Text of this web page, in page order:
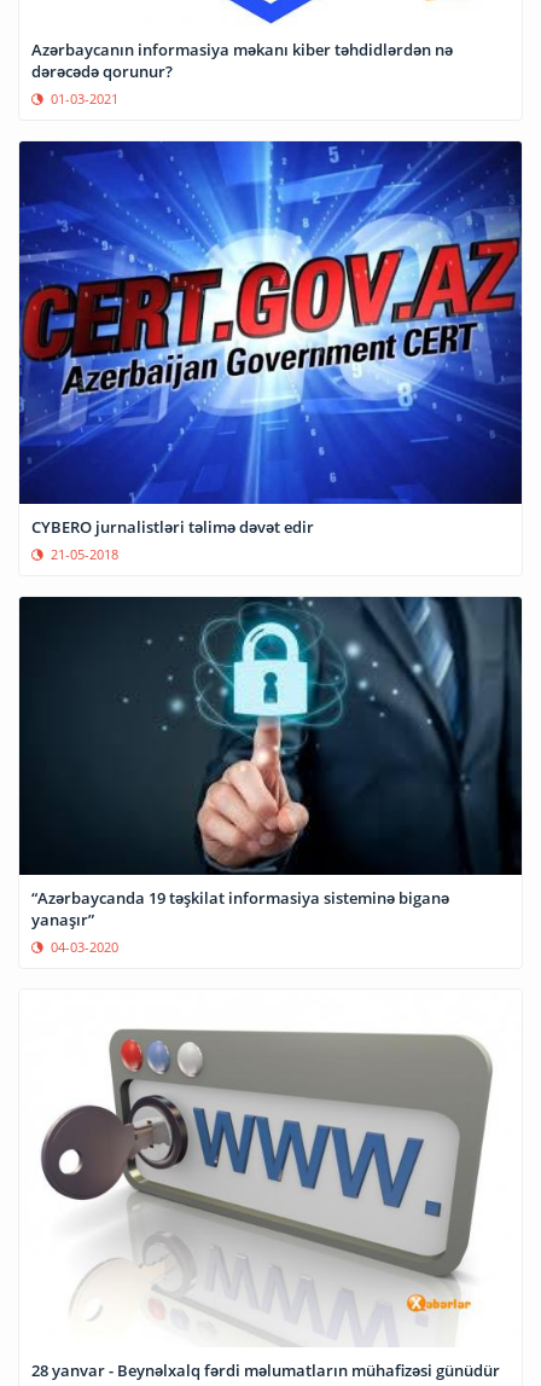
Azərbaycanın informasiya məkanı kiber təhdidlərdən nə
dərəcədə qorunur?
01-03-2021
CYBERO jurnalistləri təlimə dəvət edir
21-05-2018
“Azərbaycanda 19 təşkilat informasiya sisteminə biganə
yanaşır”
04-03-2020
28 yanvar - Beynəlxalq fərdi məlumatların mühafizəsi günüdür